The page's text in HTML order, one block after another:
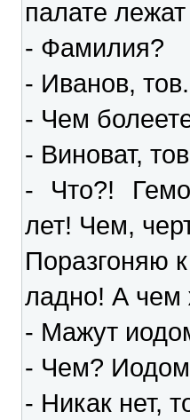
палате
- Фамилия?
- Иванов,
- Чем
- Виноват,
- Что?!
лет! Чем,
Поразгоняю
ладно! А чем
- Мажут
- Чем?
- Никак нет,